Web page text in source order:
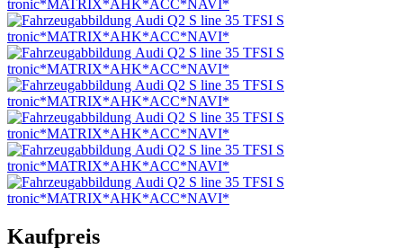
Kaufpreis